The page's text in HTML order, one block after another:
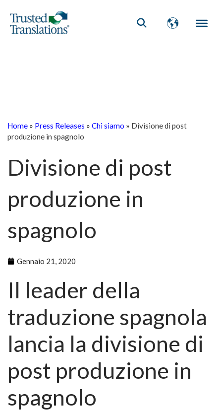
Home » Press Releases » Chi siamo » Divisione di post
produzione in spagnolo
Divisione di post
produzione in
spagnolo
Gennaio 21, 2020
Il leader della
traduzione spagnola
lancia la divisione di
post produzione in
spagnolo